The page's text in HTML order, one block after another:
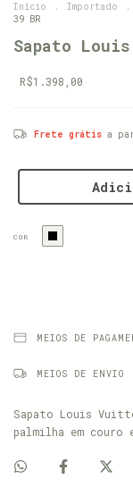
Início . Importado .
39 BR
Sapato
R$1.398,00
Frete grátis a
COR
MEIOS DE
MEIOS DE ENVIO
Sapato Louis
palmilha em couro